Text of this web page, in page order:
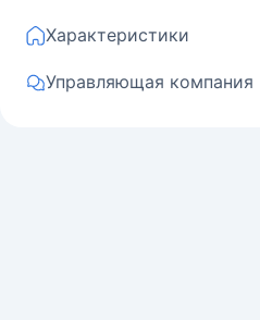
Характеристики
Управляющая компания